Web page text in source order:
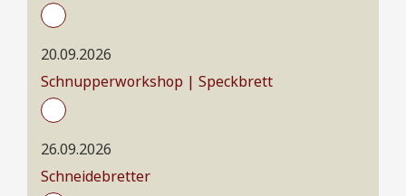
20.09.2026
Schnupperworkshop | Speckbrett
26.09.2026
Schneidebretter